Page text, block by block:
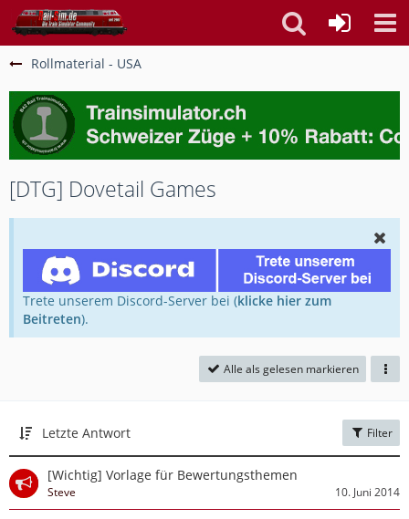
Rollmaterial - USA
[DTG] Dovetail Games
Trete unserem Discord-Server bei (klicke hier zum
Beitreten).
Alle als gelesen markieren
Letzte Antwort Filter
[Wichtig] Vorlage für Bewertungsthemen
Steve 10. Juni 2014